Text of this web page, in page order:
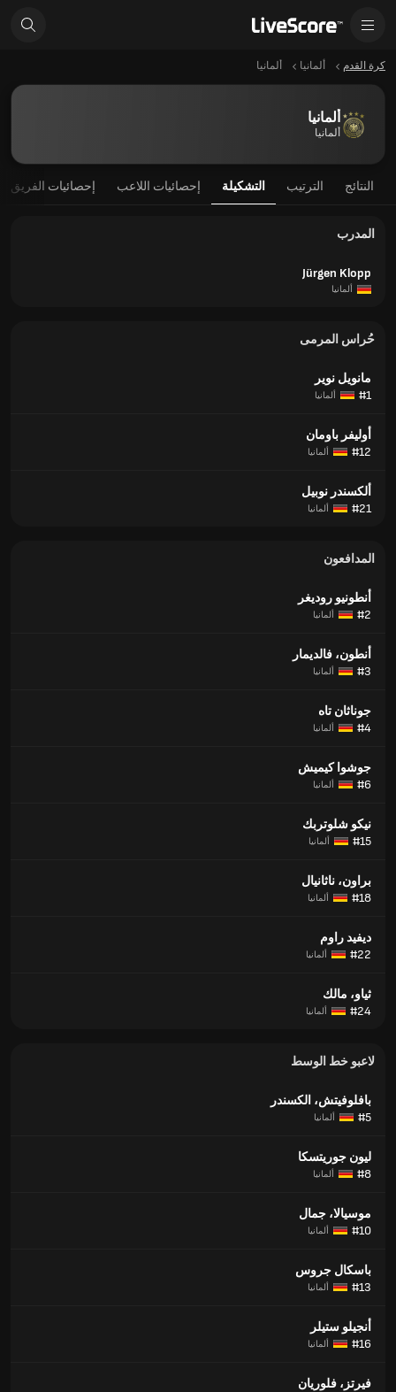
كرة القدم ألمانيا ألمانيا
ألمانيا
ألمانيا
النتائج الترتيب التشكيلة إحصائيات اللاعب إحصائيات الفريق
المدرب
Jürgen Klopp
ألمانيا
حُراس المرمى
مانويل نوير
#1
ألمانيا
أوليفر باومان
#12
ألمانيا
ألكسندر نوبيل
#21
ألمانيا
المدافعون
أنطونيو روديغر
#2
ألمانيا
أنطون، فالديمار
#3
ألمانيا
جوناثان تاه
#4
ألمانيا
جوشوا كيميش
#6
ألمانيا
نيكو شلوتربك
#15
ألمانيا
براون، ناثانيال
#18
ألمانيا
ديفيد راوم
#22
ألمانيا
ثياو، مالك
#24
ألمانيا
لاعبو خط الوسط
بافلوفيتش، الكسندر
#5
ألمانيا
ليون جوريتسكا
#8
ألمانيا
موسيالا، جمال
#10
ألمانيا
باسكال جروس
#13
ألمانيا
أنجيلو ستيلر
#16
ألمانيا
فيرتز، فلوريان